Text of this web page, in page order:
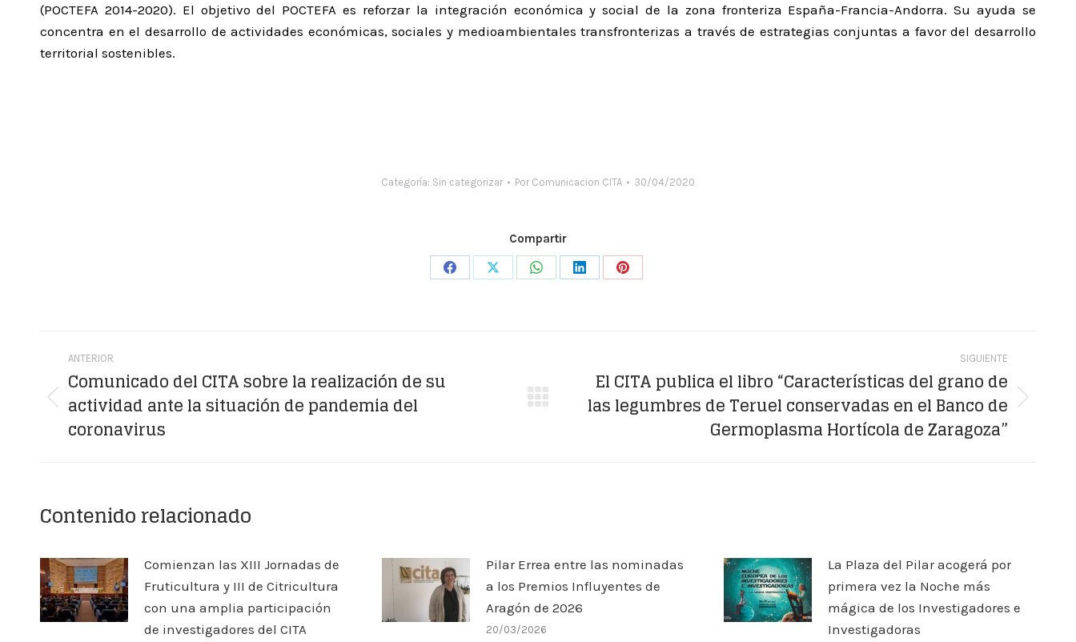
(POCTEFA 2014-2020). El objetivo del POCTEFA es reforzar la integración económica y social de la zona fronteriza España-Francia-Andorra. Su ayuda se
concentra en el desarrollo de actividades económicas, sociales y medioambientales transfronterizas a través de estrategias conjuntas a favor del desarrollo
territorial sostenibles.
Categoría: Sin categorizar Por Comunicacion CITA 30/04/2020
Compartir
Share
Share
Share
Share
Share
Navegación
entre
publicaciones
ANTERIOR
Publicación
anterior:
Comunicado del CITA sobre la realización de su
actividad ante la situación de pandemia del
coronavirus
SIGUIENTE
Publicación
El CITA publica el libro “Características del grano de
las legumbres de Teruel conservadas en el Banco de
Germoplasma Hortícola de Zaragoza”
Contenido relacionado
Comienzan las XIII Jornadas de
Fruticultura y III de Citricultura
con una amplia participación
de investigadores del CITA
Pilar Errea entre las nominadas
a los Premios Influyentes de
Aragón de 2026
20/03/2026
La Plaza del Pilar acogerá por
primera vez la Noche más
mágica de los Investigadores e
Investigadoras